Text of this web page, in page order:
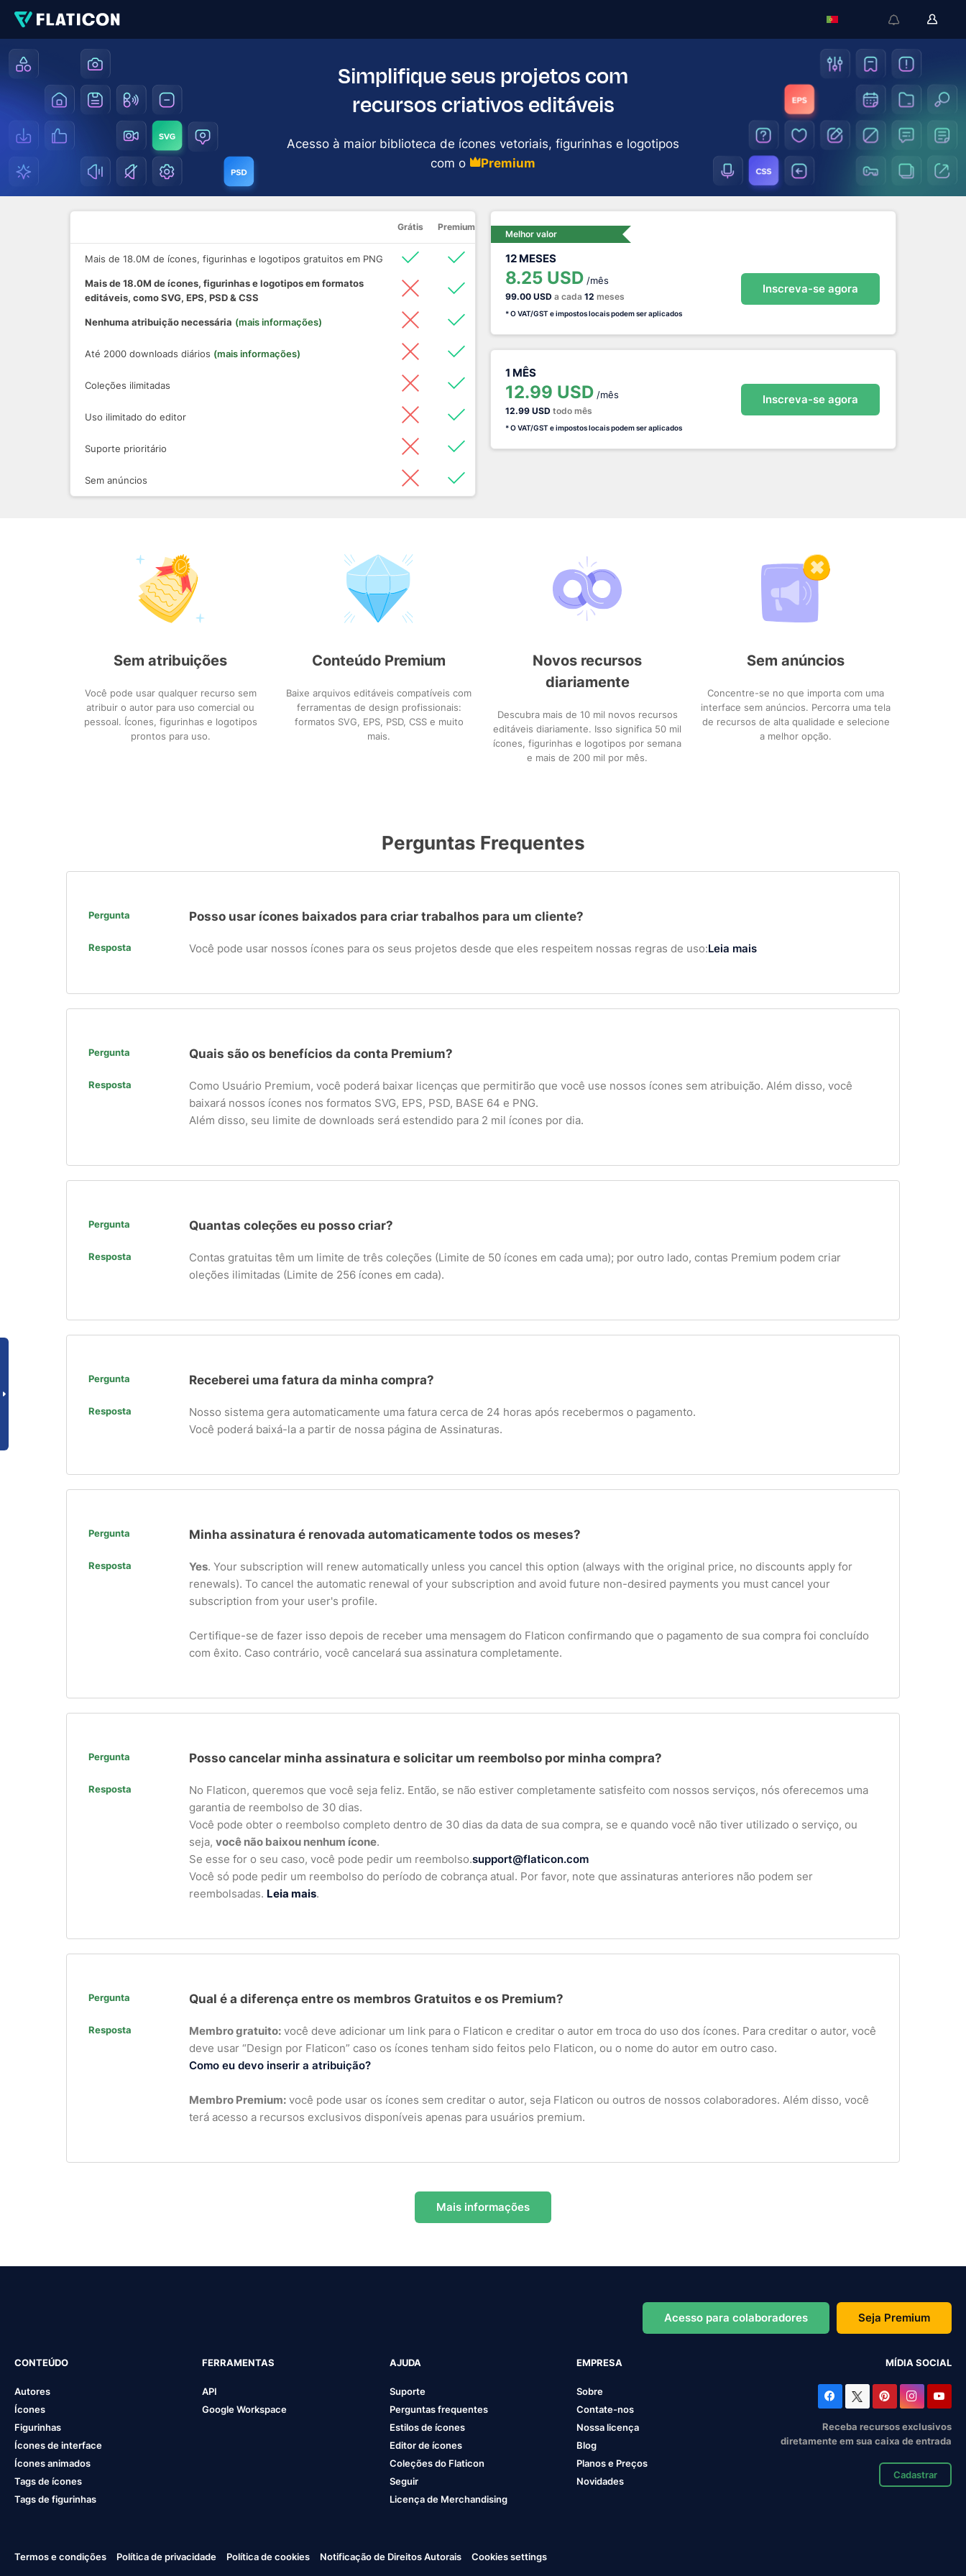
Simplifique seus projetos com
recursos criativos editáveis
Acesso à maior biblioteca de ícones vetoriais, figurinhas e logotipos
com o
Premium
Grátis Premium
Mais de 18.0M de ícones, figurinhas e logotipos gratuitos em PNG
Mais de 18.0M de ícones, figurinhas e logotipos em formatos
editáveis, como SVG, EPS, PSD & CSS
Nenhuma atribuição necessária (mais informações)
Até 2000 downloads diários (mais informações)
Coleções ilimitadas
Uso ilimitado do editor
Suporte prioritário
Sem anúncios
Melhor valor
12 MESES
8.25 USD /mês
99.00 USD a cada 12 meses
* O VAT/GST e impostos locais podem ser aplicados
Inscreva-se agora
1 MÊS
12.99 USD /mês
12.99 USD todo mês
* O VAT/GST e impostos locais podem ser aplicados
Inscreva-se agora
Sem atribuições
Você pode usar qualquer recurso sem
atribuir o autor para uso comercial ou
pessoal. Ícones, figurinhas e logotipos
prontos para uso.
Conteúdo Premium
Baixe arquivos editáveis compatíveis com
ferramentas de design profissionais:
formatos SVG, EPS, PSD, CSS e muito
mais.
Novos recursos
diariamente
Descubra mais de 10 mil novos recursos
editáveis diariamente. Isso significa 50 mil
ícones, figurinhas e logotipos por semana
e mais de 200 mil por mês.
Sem anúncios
Concentre-se no que importa com uma
interface sem anúncios. Percorra uma tela
de recursos de alta qualidade e selecione
a melhor opção.
Perguntas Frequentes
Pergunta Posso usar ícones baixados para criar trabalhos para um cliente?
Resposta Você pode usar nossos ícones para os seus projetos desde que eles respeitem nossas regras de uso:Leia mais
Pergunta Quais são os benefícios da conta Premium?
Resposta
Como Usuário Premium, você poderá baixar licenças que permitirão que você use nossos ícones sem atribuição. Além disso, você
baixará nossos ícones nos formatos SVG, EPS, PSD, BASE 64 e PNG.
Além disso, seu limite de downloads será estendido para 2 mil ícones por dia.
Pergunta Quantas coleções eu posso criar?
Resposta
Contas gratuitas têm um limite de três coleções (Limite de 50 ícones em cada uma); por outro lado, contas Premium podem criar
oleções ilimitadas (Limite de 256 ícones em cada).
Pergunta Receberei uma fatura da minha compra?
Resposta
Nosso sistema gera automaticamente uma fatura cerca de 24 horas após recebermos o pagamento.
Você poderá baixá-la a partir de nossa página de Assinaturas.
Pergunta Minha assinatura é renovada automaticamente todos os meses?
Resposta Yes. Your subscription will renew automatically unless you cancel this option (always with the original price, no discounts apply for
renewals). To cancel the automatic renewal of your subscription and avoid future non-desired payments you must cancel your
subscription from your user's profile.
Certifique-se de fazer isso depois de receber uma mensagem do Flaticon confirmando que o pagamento de sua compra foi concluído
com êxito. Caso contrário, você cancelará sua assinatura completamente.
Pergunta Posso cancelar minha assinatura e solicitar um reembolso por minha compra?
Resposta
No Flaticon, queremos que você seja feliz. Então, se não estiver completamente satisfeito com nossos serviços, nós oferecemos uma
garantia de reembolso de 30 dias.
Você pode obter o reembolso completo dentro de 30 dias da data de sua compra, se e quando você não tiver utilizado o serviço, ou
seja, você não baixou nenhum ícone.
Se esse for o seu caso, você pode pedir um reembolso.support@flaticon.com
Você só pode pedir um reembolso do período de cobrança atual. Por favor, note que assinaturas anteriores não podem ser
reembolsadas. Leia mais.
Pergunta Qual é a diferença entre os membros Gratuitos e os Premium?
Resposta Membro gratuito: você deve adicionar um link para o Flaticon e creditar o autor em troca do uso dos ícones. Para creditar o autor, você
deve usar “Design por Flaticon” caso os ícones tenham sido feitos pelo Flaticon, ou o nome do autor em outro caso.
Como eu devo inserir a atribuição?
Membro Premium: você pode usar os ícones sem creditar o autor, seja Flaticon ou outros de nossos colaboradores. Além disso, você
terá acesso a recursos exclusivos disponíveis apenas para usuários premium.
Mais informações
Acesso para colaboradores Seja Premium
CONTEÚDO
Autores
Ícones
Figurinhas
Ícones de interface
Ícones animados
Tags de ícones
Tags de figurinhas
FERRAMENTAS
API
Google Workspace
AJUDA
Suporte
Perguntas frequentes
Estilos de ícones
Editor de ícones
Coleções do Flaticon
Seguir
Licença de Merchandising
EMPRESA
Sobre
Contate-nos
Nossa licença
Blog
Planos e Preços
Novidades
MÍDIA SOCIAL
Receba recursos exclusivos
diretamente em sua caixa de entrada
Cadastrar
Termos e condições Política de privacidade Política de cookies Notificação de Direitos Autorais Cookies settings